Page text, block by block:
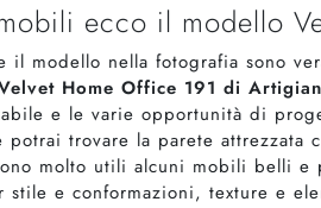
ecco il modello
modello nella fotografia sono
Home Office 191 di
e le varie opportunità di
trovare la parete attrezzata
molto utili alcuni mobili belli
e conformazioni, texture e